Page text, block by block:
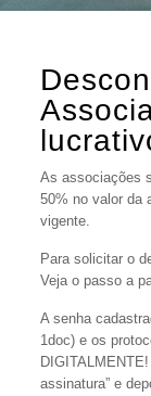
As associações
50% no valor da
vigente.
Para solicitar o
Veja o passo a
A senha
1doc) e os
assinatura” e